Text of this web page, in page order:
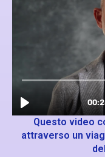
Questo video
attraverso un